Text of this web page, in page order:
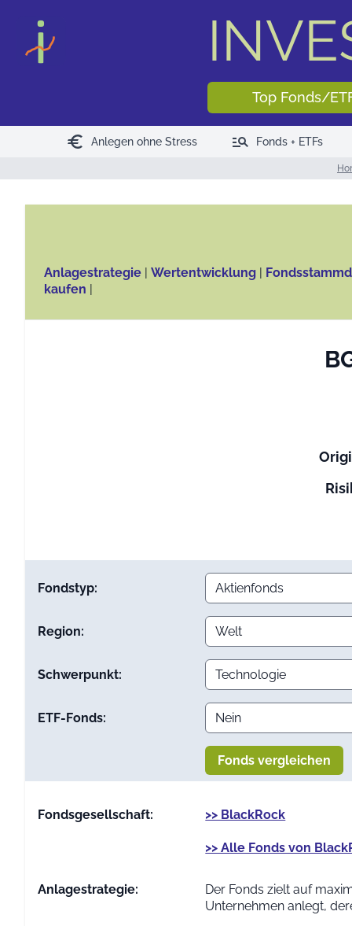
Top Fonds/
euro Anlegen ohne Stress manage_search Fonds + ETFs
Anlagestrategie | Wertentwicklung |
kaufen |
Fondstyp:
Region:
Schwerpunkt:
ETF-Fonds:
Fonds vergleichen
Fondsgesellschaft: >> BlackRock
>> Alle Fonds von
Anlage­strategie:
Der Fonds zielt auf
Unternehmen anlegt,